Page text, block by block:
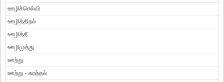
ஊழிச்செல்வி
ஊழித்திறல்
ஊழித்தீ
ஊழிமுத்து
ஊற்று
ஊற்று - சுரத்தல்